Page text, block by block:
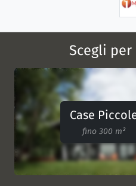
Scegli per
Case
fino 300 m²